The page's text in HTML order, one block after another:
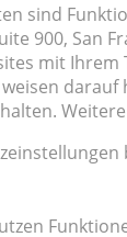
sind
900, San
mit